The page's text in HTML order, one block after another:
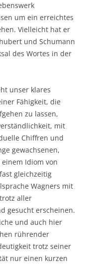
um ein erreichtes
Vielleicht hat er
und Schumann
des Wortes in der
unser klares
Fähigkeit, die
zu lassen,
mit
Chiffren und
gewachsenen,
Idiom von
gleichzeitig
Wagners mit
aller
gesucht erscheinen.
und auch hier
rührender
trotz seiner
nur einen kurzen